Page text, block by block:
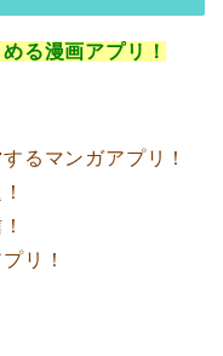
る漫画アプリ！
るマンガアプリ！
リ！